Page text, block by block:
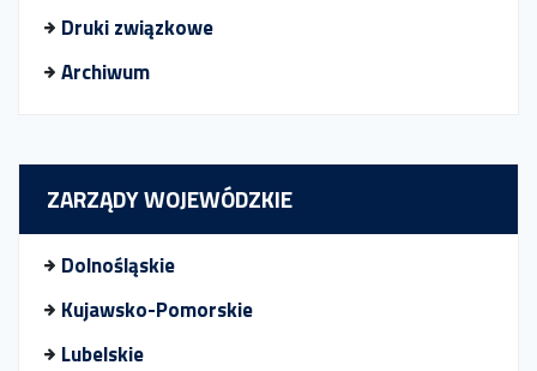
Druki związkowe
Archiwum
ZARZĄDY WOJEWÓDZKIE
Dolnośląskie
Kujawsko-Pomorskie
Lubelskie